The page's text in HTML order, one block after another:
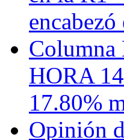
Columna
HORA 14
17.80%
Opinión